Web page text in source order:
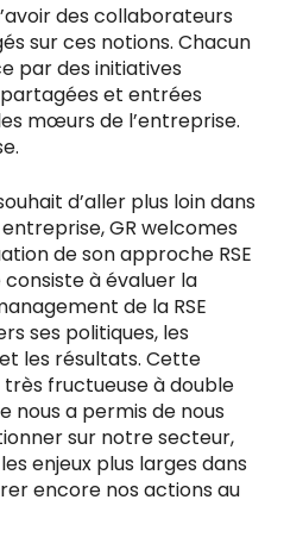
des collaborateurs
sur ces notions. Chacun
par des initiatives
et entrées
mœurs de l’entreprise.
d’aller plus loin dans
GR welcomes
de son approche RSE
consiste à évaluer la
de la RSE
ses politiques, les
les résultats. Cette
fructueuse à double
nous a permis de nous
sur notre secteur,
enjeux plus larges dans
encore nos actions au